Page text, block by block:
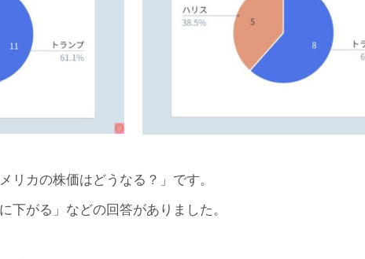
リカの株価はどうなる？」です。
下がる」などの回答がありました。